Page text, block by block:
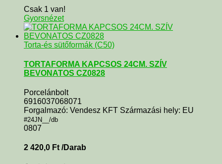
Csak 1 van!
Gyorsnézet
Torta-és sütőformák (C50)
TORTAFORMA KAPCSOS 24CM. SZÍV
BEVONATOS CZ0828
Porcelánbolt
6916037068071
Forgalmazó: Vendesz KFT Származási hely: EU
#24JN__/db
0807
2 420,0 Ft /Darab